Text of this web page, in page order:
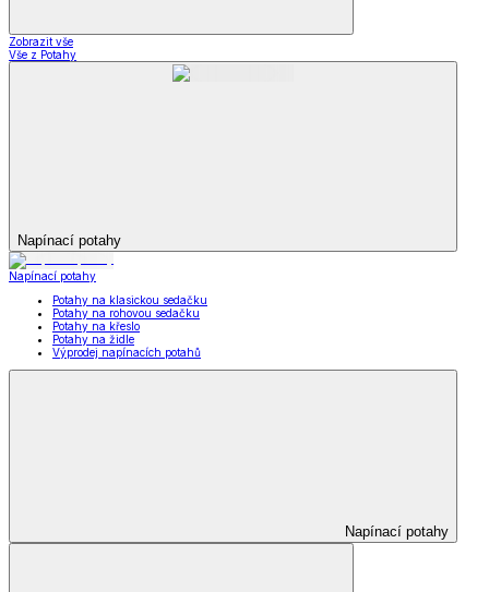
Zobrazit vše
Vše z Potahy
Napínací potahy
Napínací potahy
Potahy na klasickou sedačku
Potahy na rohovou sedačku
Potahy na křeslo
Potahy na židle
Výprodej napínacích potahů
Napínací potahy